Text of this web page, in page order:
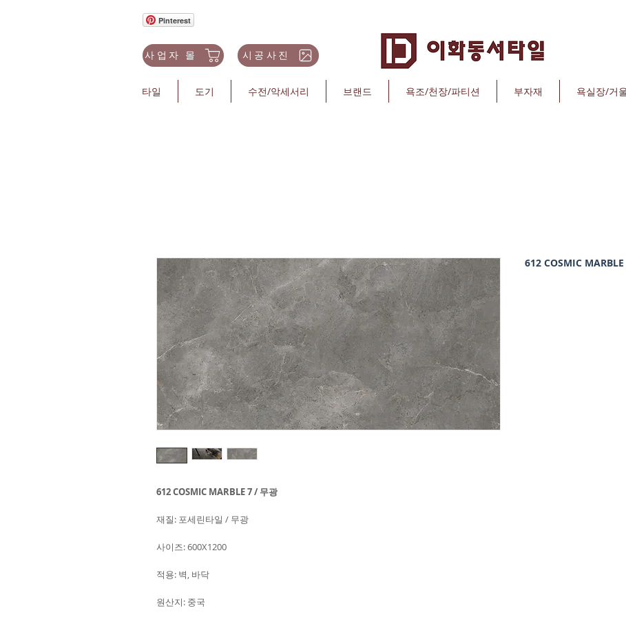
Pinterest
사업자 몰 시공사진
타일 도기 수전/악세서리 브랜드 욕조/천장/파티션 부자재 욕실장/거
612 COSMIC MARBLE 7 / 무광
재질: 포세린타일 / 무광
사이즈: 600X1200
적용: 벽, 바닥
원산지: 중국
612 COSMIC